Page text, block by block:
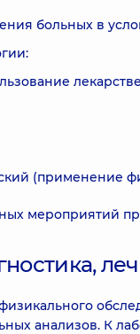
больных в
(применение
мероприятий
анализов. К